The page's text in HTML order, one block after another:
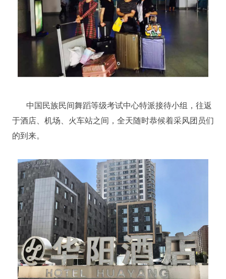
中国民族民间舞蹈等级考试中心特派接待小组，往返
于酒店、机场、火车站之间，全天随时恭候着采风团员们
的到来。